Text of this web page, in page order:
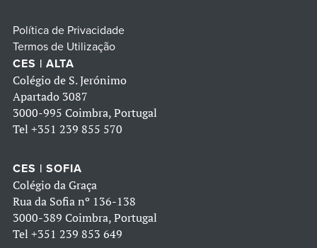
Política de Privacidade
Termos de Utilização
CES | ALTA
Colégio de S. Jerónimo
Apartado 3087
3000-995 Coimbra, Portugal
Tel +351 239 855 570
CES | SOFIA
Colégio da Graça
Rua da Sofia nº 136-138
3000-389 Coimbra, Portugal
Tel +351 239 853 649